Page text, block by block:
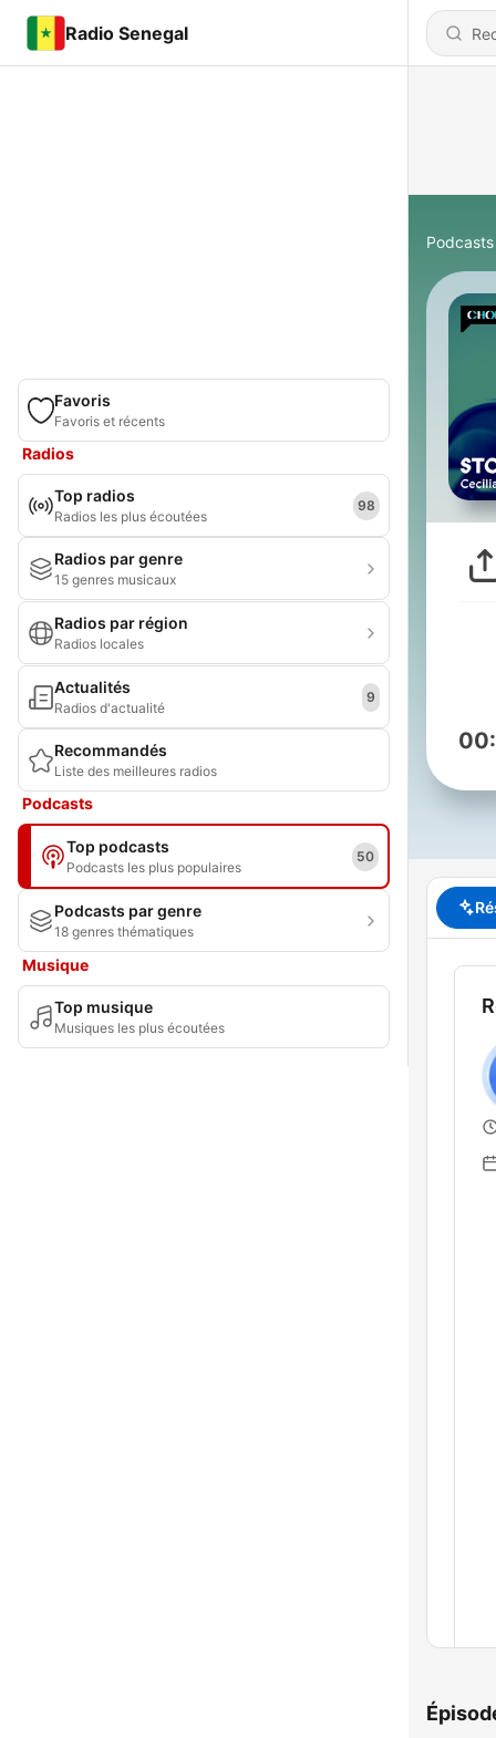
Radio Senegal
Favoris
Favoris et récents
Radios
Top radios
Radios les plus écoutées
98
Radios par genre
15 genres musicaux
Radios par région
Radios locales
Actualités
Radios d'actualité
9
Recommandés
Liste des meilleures radios
Podcasts
Top podcasts
Podcasts les plus populaires
50
Podcasts par genre
18 genres thématiques
Musique
Top musique
Musiques les plus écoutées
Podcasts